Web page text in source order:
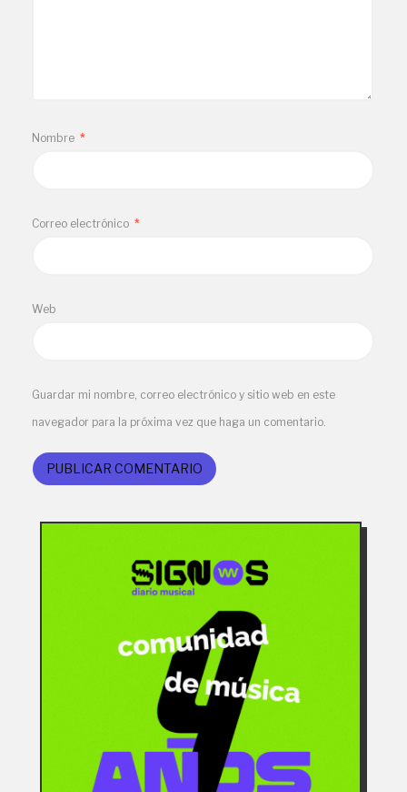
Nombre *
Correo electrónico *
Web
Guardar mi nombre, correo electrónico y sitio web en este
navegador para la próxima vez que haga un comentario.